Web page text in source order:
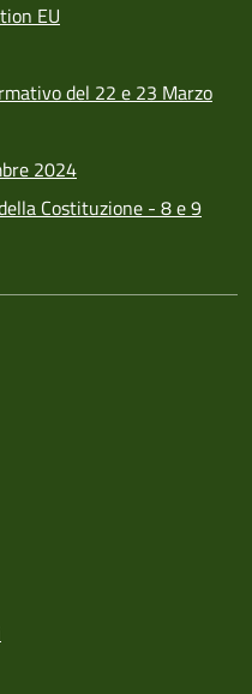
EU
del 22 e 23 Marzo
2024
Costituzione - 8 e 9